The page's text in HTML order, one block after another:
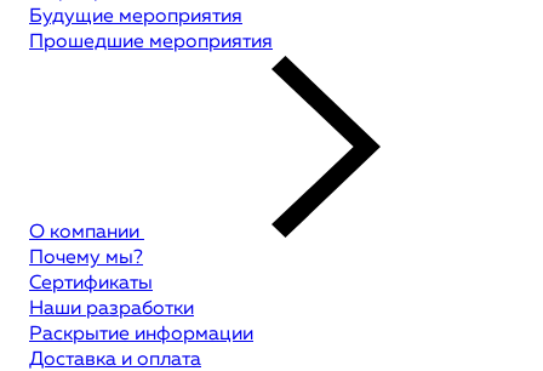
Будущие мероприятия
Прошедшие мероприятия
О компании
Почему мы?
Сертификаты
Наши разработки
Раскрытие информации
Доставка и оплата